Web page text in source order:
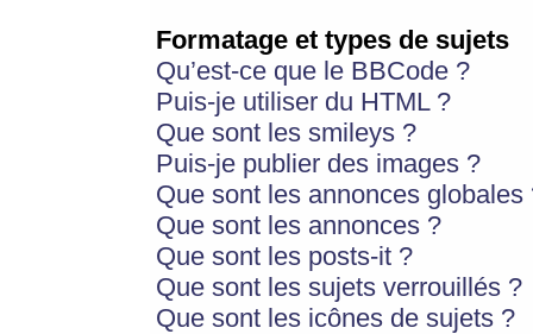
Formatage et types de sujets
Qu’est-ce que le BBCode ?
Puis-je utiliser du HTML ?
Que sont les smileys ?
Puis-je publier des images ?
Que sont les annonces globales
Que sont les annonces ?
Que sont les posts-it ?
Que sont les sujets verrouillés ?
Que sont les icônes de sujets ?